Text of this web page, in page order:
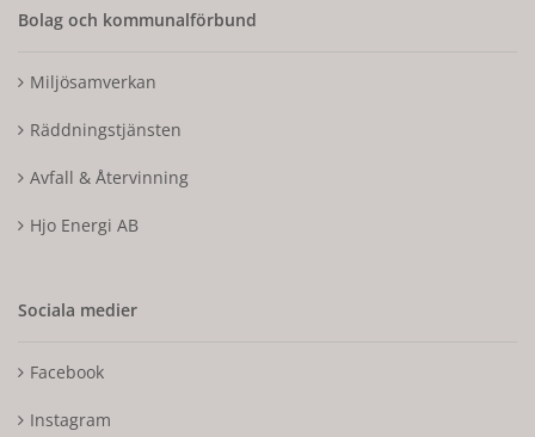
Bolag och kommunalförbund
Miljösamverkan
Räddningstjänsten
Avfall & Återvinning
Hjo Energi AB
Sociala medier
Facebook
Instagram